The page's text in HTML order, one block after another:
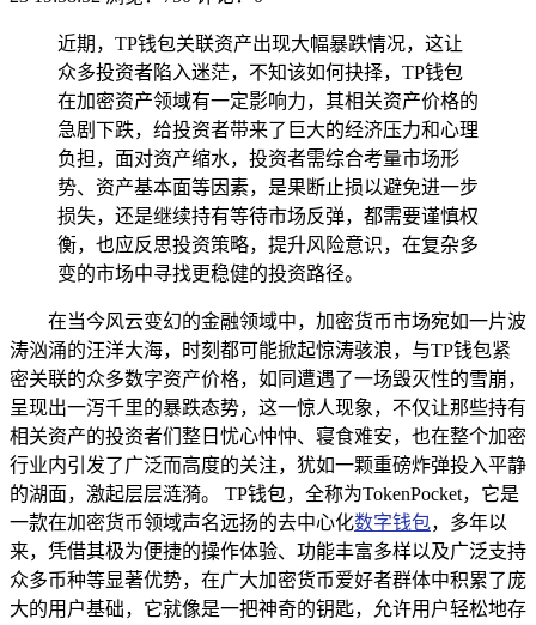
近期，TP钱包关联资产出现大幅暴跌情况，这让
众多投资者陷入迷茫，不知该如何抉择，TP钱包
在加密资产领域有一定影响力，其相关资产价格的
急剧下跌，给投资者带来了巨大的经济压力和心理
负担，面对资产缩水，投资者需综合考量市场形
势、资产基本面等因素，是果断止损以避免进一步
损失，还是继续持有等待市场反弹，都需要谨慎权
衡，也应反思投资策略，提升风险意识，在复杂多
变的市场中寻找更稳健的投资路径。
在当今风云变幻的金融领域中，加密货币市场宛如一片波
涛汹涌的汪洋大海，时刻都可能掀起惊涛骇浪，与TP钱包紧
密关联的众多数字资产价格，如同遭遇了一场毁灭性的雪崩，
呈现出一泻千里的暴跌态势，这一惊人现象，不仅让那些持有
相关资产的投资者们整日忧心忡忡、寝食难安，也在整个加密
行业内引发了广泛而高度的关注，犹如一颗重磅炸弹投入平静
的湖面，激起层层涟漪。 TP钱包，全称为TokenPocket，它是
一款在加密货币领域声名远扬的去中心化数字钱包，多年以
来，凭借其极为便捷的操作体验、功能丰富多样以及广泛支持
众多币种等显著优势，在广大加密货币爱好者群体中积累了庞
大的用户基础，它就像是一把神奇的钥匙，允许用户轻松地存